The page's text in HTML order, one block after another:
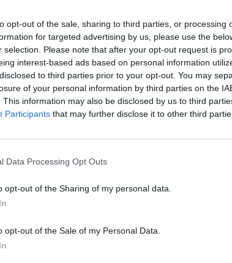
opt-out of the sale, sharing to third parties, or processing
for targeted advertising by us, please use the
selection. Please note that after your opt-out request is
interest-based ads based on personal information
to third parties prior to your opt-out. You may
of your personal information by third parties on the
This information may also be disclosed by us to third
Participants that may further disclose it to other third
Data Processing Opt Outs
opt-out of the Sharing of my personal data.
opt-out of the Sale of my Personal Data.